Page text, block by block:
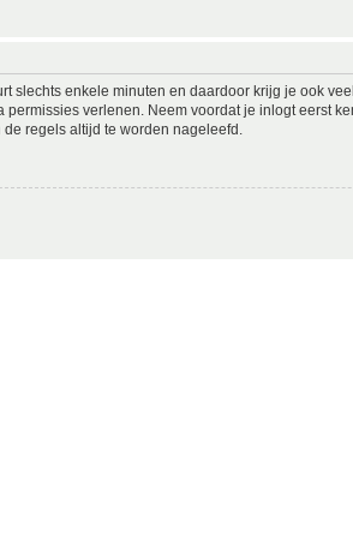
slechts enkele minuten en daardoor krijg je ook
verlenen. Neem voordat je inlogt eerst
regels altijd te worden nageleefd.